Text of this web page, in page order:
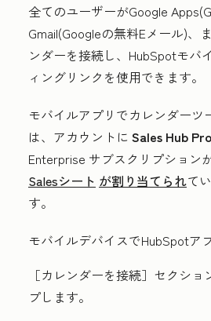
全てのユーザーがGoogle Apps(G
Gmail(Googleの無料Eメール)、
ンダーを接続し、HubSpotモバ
ィングリンクを使用できます。
モバイルアプリでカレンダーツ
は、アカウントに Sales Hub
Enterprise サブスクリプション
Salesシート が割り当てられて
す。
モバイルデバイスでHubSpotア
［カレンダーを接続］セクショ
プします。